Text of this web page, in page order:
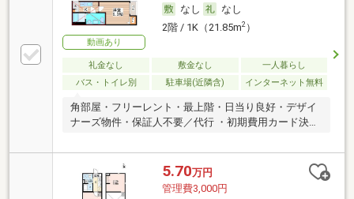
動画あり
なし
なし
2階 / 1K（21.85m2）
礼金なし 敷金なし
一人暮らし
バス・トイレ別
駐車場(近隣含) インターネット無料
角部屋・フリーレント・最上階・日当り良好・デザイ
ナーズ物件・保証人不要／代行 ・初期費用カード決済
5.70万円
管理費3,000円